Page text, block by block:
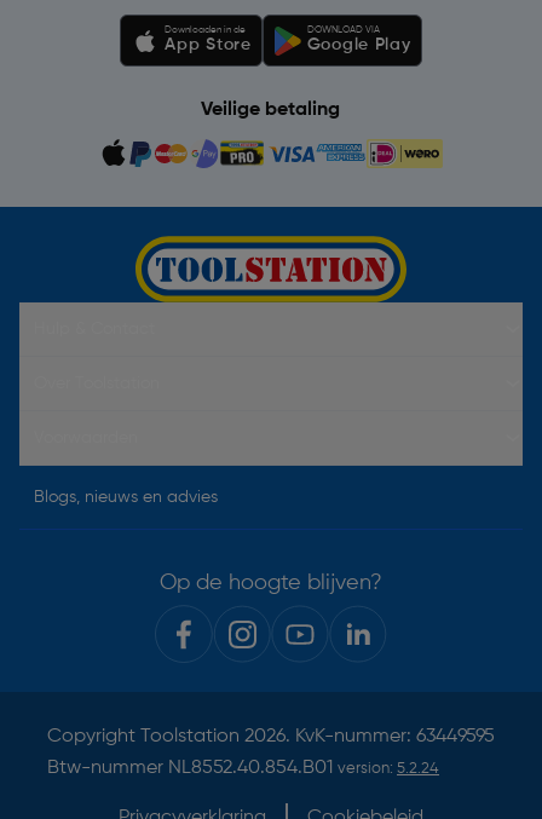
Downloaden in de
App Store
DOWNLOAD VIA
Google Play
Veilige betaling
Blogs, nieuws en advies
Op de hoogte blijven?
Copyright Toolstation 2026. KvK-nummer: 63449595
Btw-nummer NL8552.40.854.B01 version: 5.2.24